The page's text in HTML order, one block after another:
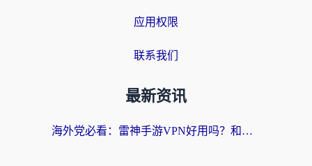
应用权限
联系我们
最新资讯
海外党必看：雷神手游VPN好用吗？和天速回国VPN对比哪个回国效果更好？附实用加速器选择指南